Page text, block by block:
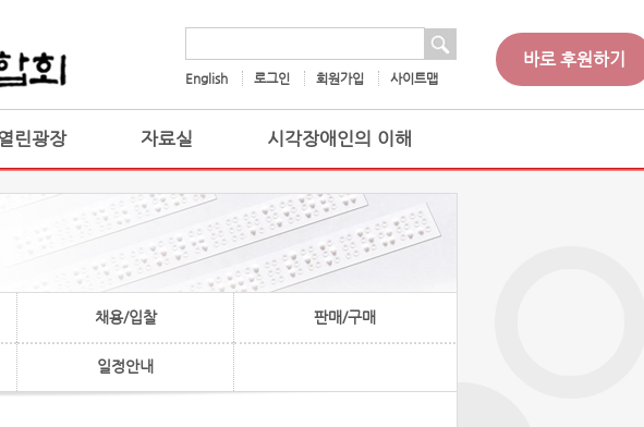
English 로그인 회원가입 사이트맵
바로 후원하기
린광장 자료실 시각장애인의 이해
채용/입찰 판매/구매
일정안내